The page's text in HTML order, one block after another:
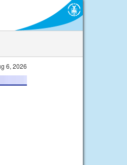
6, 2026